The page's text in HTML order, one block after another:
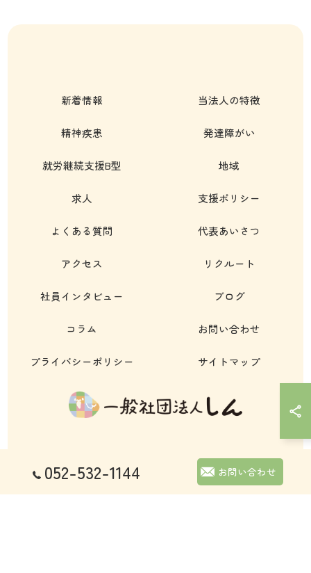
052-532-1144 お問い合わせ
新着情報 当法人の特徴
精神疾患 発達障がい
就労継続支援B型 地域
求人 支援ポリシー
よくある質問 代表あいさつ
アクセス リクルート
社員インタビュー ブログ
コラム お問い合わせ
プライバシーポリシー サイトマップ
© 2026 愛知県名古屋市の自立支援なら一般社団法人しん ALL RIGHTS
RESERVED.